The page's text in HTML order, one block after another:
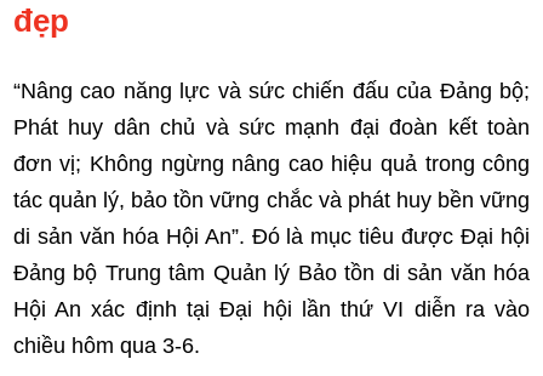
đẹp
“Nâng cao năng lực và sức chiến đấu của Đảng bộ;
Phát huy dân chủ và sức mạnh đại đoàn kết toàn
đơn vị; Không ngừng nâng cao hiệu quả trong công
tác quản lý, bảo tồn vững chắc và phát huy bền vững
di sản văn hóa Hội An”. Đó là mục tiêu được Đại hội
Đảng bộ Trung tâm Quản lý Bảo tồn di sản văn hóa
Hội An xác định tại Đại hội lần thứ VI diễn ra vào
chiều hôm qua 3-6.